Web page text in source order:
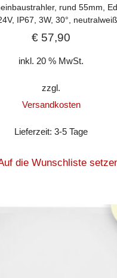
rund 55mm,
IP67, 3W, 30°, neutralweiß
€ 57,90
inkl. 20 % MwSt.
zzgl.
Versandkosten
Lieferzeit:3-5 Tage
die Wunschliste